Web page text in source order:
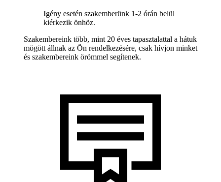
Igény esetén szakemberünk 1-2 órán belül
kiérkezik önhöz.
Szakembereink több, mint 20 éves tapasztalattal a hátuk
mögött állnak az Ön rendelkezésére, csak hívjon minket
és szakembereink örömmel segítenek.